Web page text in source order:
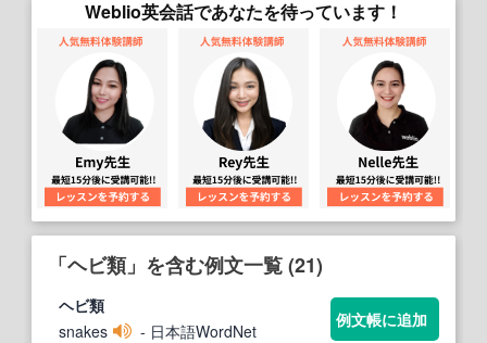
Weblio英会話であなたを待っています！
「ヘビ類」を含む例文一覧 (21)
ヘビ類
snakes
- 日本語WordNet
例文帳に追加